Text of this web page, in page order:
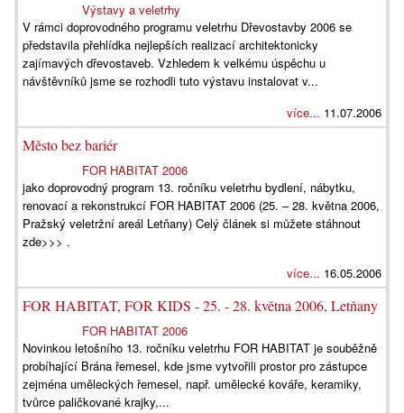
Výstavy a veletrhy
V rámci doprovodného programu veletrhu Dřevostavby 2006 se
představila přehlídka nejlepších realizací architektonicky
zajímavých dřevostaveb. Vzhledem k velkému úspěchu u
návštěvníků jsme se rozhodli tuto výstavu instalovat v...
více... 11.07.2006
Město bez bariér
FOR HABITAT 2006
jako doprovodný program 13. ročníku veletrhu bydlení, nábytku,
renovací a rekonstrukcí FOR HABITAT 2006 (25. – 28. května 2006,
Pražský veletržní areál Letňany) Celý článek si můžete stáhnout
zde>>> .
více... 16.05.2006
FOR HABITAT, FOR KIDS - 25. - 28. května 2006, Letňany
FOR HABITAT 2006
Novinkou letošního 13. ročníku veletrhu FOR HABITAT je souběžně
probíhající Brána řemesel, kde jsme vytvořili prostor pro zástupce
zejména uměleckých řemesel, např. umělecké kováře, keramiky,
tvůrce paličkované krajky,...